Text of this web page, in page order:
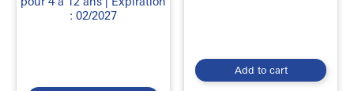
: 02/2027
Add to cart